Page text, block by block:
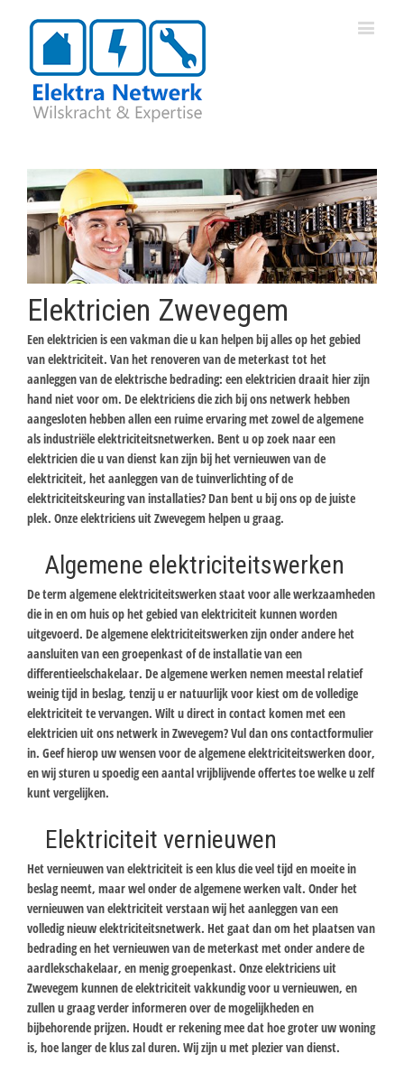
Elektricien Zwevegem
Een elektricien is een vakman die u kan helpen bij alles op het gebied
van elektriciteit. Van het renoveren van de meterkast tot het
aanleggen van de elektrische bedrading: een elektricien draait hier zijn
hand niet voor om. De elektriciens die zich bij ons netwerk hebben
aangesloten hebben allen een ruime ervaring met zowel de algemene
als industriële elektriciteitsnetwerken. Bent u op zoek naar een
elektricien die u van dienst kan zijn bij het vernieuwen van de
elektriciteit, het aanleggen van de tuinverlichting of de
elektriciteitskeuring van installaties? Dan bent u bij ons op de juiste
plek. Onze elektriciens uit Zwevegem helpen u graag.
Algemene elektriciteitswerken
De term algemene elektriciteitswerken staat voor alle werkzaamheden
die in en om huis op het gebied van elektriciteit kunnen worden
uitgevoerd. De algemene elektriciteitswerken zijn onder andere het
aansluiten van een groepenkast of de installatie van een
differentieelschakelaar. De algemene werken nemen meestal relatief
weinig tijd in beslag, tenzij u er natuurlijk voor kiest om de volledige
elektriciteit te vervangen. Wilt u direct in contact komen met een
elektricien uit ons netwerk in Zwevegem? Vul dan ons contactformulier
in. Geef hierop uw wensen voor de algemene elektriciteitswerken door,
en wij sturen u spoedig een aantal vrijblijvende offertes toe welke u zelf
kunt vergelijken.
Elektriciteit vernieuwen
Het vernieuwen van elektriciteit is een klus die veel tijd en moeite in
beslag neemt, maar wel onder de algemene werken valt. Onder het
vernieuwen van elektriciteit verstaan wij het aanleggen van een
volledig nieuw elektriciteitsnetwerk. Het gaat dan om het plaatsen van
bedrading en het vernieuwen van de meterkast met onder andere de
aardlekschakelaar, en menig groepenkast. Onze elektriciens uit
Zwevegem kunnen de elektriciteit vakkundig voor u vernieuwen, en
zullen u graag verder informeren over de mogelijkheden en
bijbehorende prijzen. Houdt er rekening mee dat hoe groter uw woning
is, hoe langer de klus zal duren. Wij zijn u met plezier van dienst.